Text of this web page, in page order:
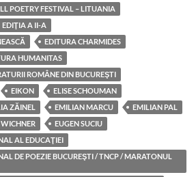
POETRY FESTIVAL – LITUANIA
EDIŢIA A II-A
EDITURA CHARMIDES
HUMANITAS
ROMÂNE DIN BUCUREŞTI
EIKON
ELISE SCHOUMAN
ZĂINEL EMILIAN MARCU
EMILIAN PAL
WICHNER
EUGEN SUCIU
AL EDUCAŢIEI
DE POEZIE BUCUREŞTI / TNCP / MARATONUL